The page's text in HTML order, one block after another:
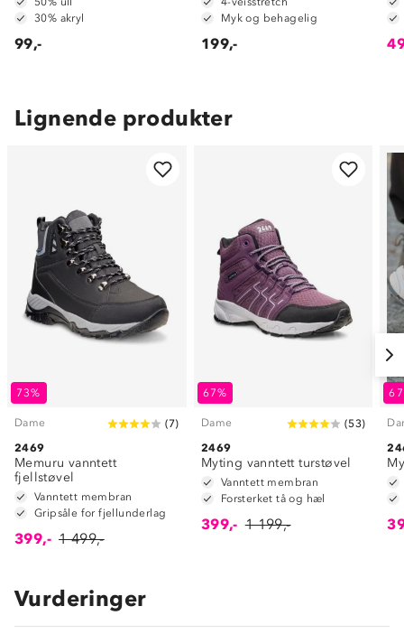
30% akryl
99,-
Myk og behagelig
199,-
Lignende produkter
73%
Dame (7)
2469
Memuru vanntett
fjellstøvel
Vanntett membran
Gripsåle for fjellunderlag
399,- 1 499,-
67%
Dame (53)
2469
Myting vanntett turstøvel
Vanntett membran
Forsterket tå og hæl
399,- 1 199,-
Vurderinger